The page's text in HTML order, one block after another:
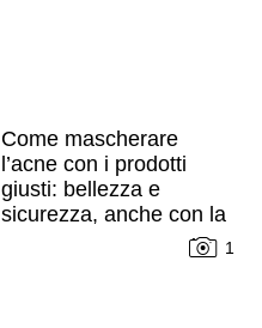
Come mascherare
l’acne con i prodotti
giusti: bellezza e
sicurezza, anche con la
1